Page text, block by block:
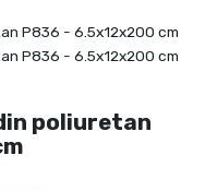
poliuretan